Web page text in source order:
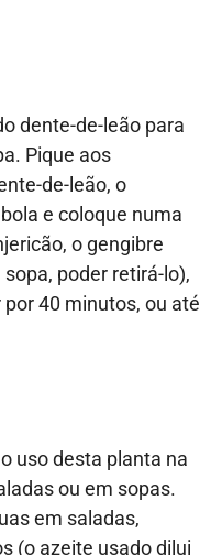
dente-de-leão para
Pique aos
de-leão, o
e coloque numa
o gengibre
poder retirá-lo),
40 minutos, ou até
uso desta planta na
ou em sopas.
em saladas,
(o azeite usado dilui